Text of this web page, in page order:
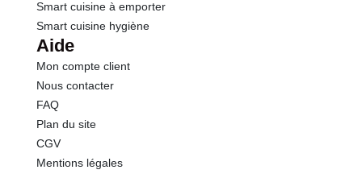
Smart cuisine à emporter
Smart cuisine hygiène
Aide
Mon compte client
Nous contacter
FAQ
Plan du site
CGV
Mentions légales